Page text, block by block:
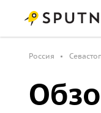
Россия